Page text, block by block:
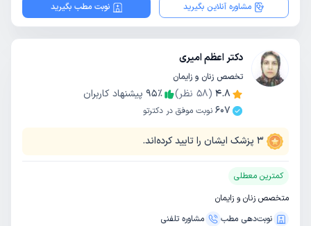
مشاوره آنلاین بگیرید نوبت مطب بگیرید
دکتر اعظم امیری
تخصص زنان و زایمان
4.8
(
58 نظر) 95٪
پیشنهاد کاربران
607 نوبت موفق در دکترتو
3 پزشک ایشان را تایید کرده‌اند.
کمترین معطلی
متخصص زنان و زایمان
نوبت‌دهی مطب
مشاوره‌ تلفنی